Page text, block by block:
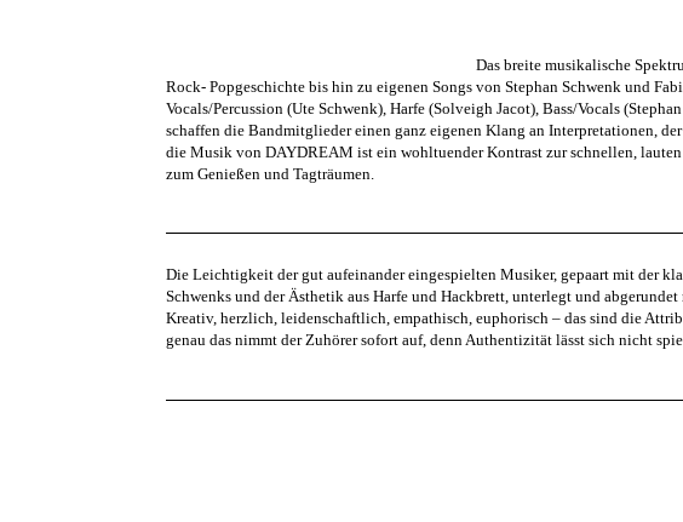
Das breite musikalische
Rock- Popgeschichte bis hin zu eigenen Songs von Stephan Schwenk und
Vocals/Percussion (Ute Schwenk), Harfe (Solveigh Jacot), Bass/Vocals
schaffen die Bandmitglieder einen ganz eigenen Klang an Interpretationen,
die Musik von DAYDREAM ist ein wohltuender Kontrast zur schnellen,
zum Genießen und Tagträumen.
Die Leichtigkeit der gut aufeinander eingespielten Musiker, gepaart mit der
Schwenks und der Ästhetik aus Harfe und Hackbrett, unterlegt und
Kreativ, herzlich, leidenschaftlich, empathisch, euphorisch – das sind die
genau das nimmt der Zuhörer sofort auf, denn Authentizität lässt sich nicht